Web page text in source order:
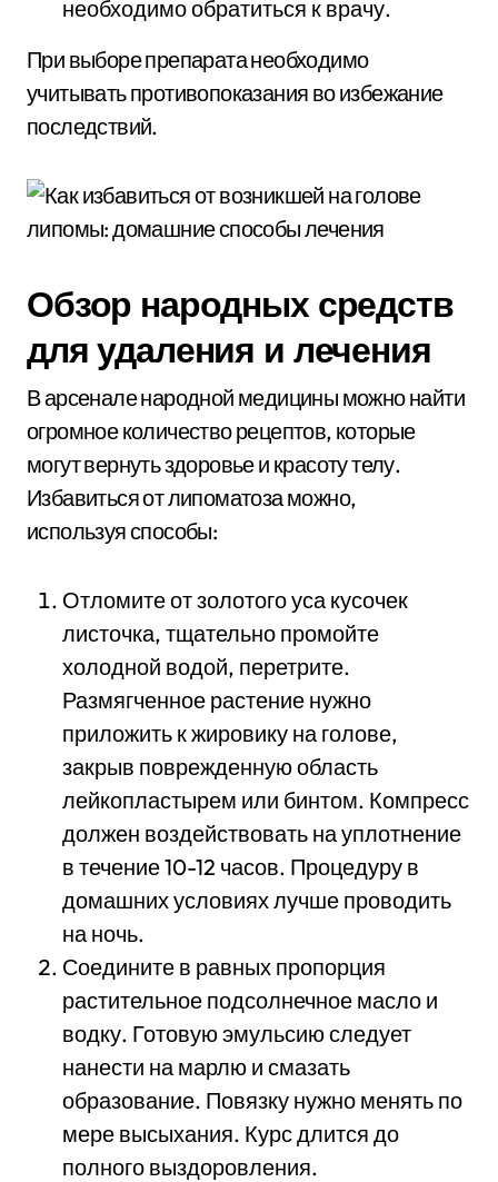
необходимо обратиться к врачу.
При выборе препарата необходимо
учитывать противопоказания во избежание
последствий.
Обзор народных средств
для удаления и лечения
В арсенале народной медицины можно найти
огромное количество рецептов, которые
могут вернуть здоровье и красоту телу.
Избавиться от липоматоза можно,
используя способы:
Отломите от золотого уса кусочек
листочка, тщательно промойте
холодной водой, перетрите.
Размягченное растение нужно
приложить к жировику на голове,
закрыв поврежденную область
лейкопластырем или бинтом. Компресс
должен воздействовать на уплотнение
в течение 10-12 часов. Процедуру в
домашних условиях лучше проводить
на ночь.
Соедините в равных пропорция
растительное подсолнечное масло и
водку. Готовую эмульсию следует
нанести на марлю и смазать
образование. Повязку нужно менять по
мере высыхания. Курс длится до
полного выздоровления.